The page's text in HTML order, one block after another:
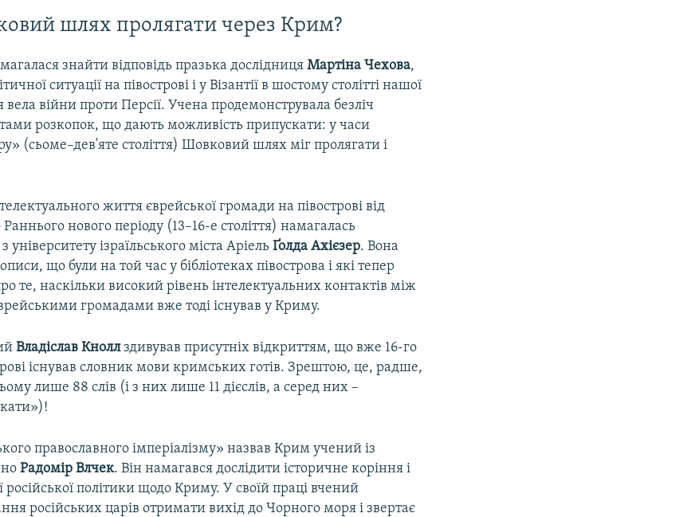
шлях пролягати через Крим?
знайти відповідь празька дослідницяМартіна Чехова,
ситуації на півострові і у Візантії в шостому столітті нашої
війни проти Персії. Учена продемонструвала безліч
розкопок, що дають можливість припускати: у часи
(сьоме–дев'яте століття) Шовковий шлях міг пролягати і
життя єврейської громади на півострові від
нового періоду (13–16-е століття) намагалась
університету ізраїльського міста АріельҐолда Ахієзер. Вона
що були на той час у бібліотеках півострова і які тепер
те, наскільки високий рівень інтелектуальних контактів між
громадами вже тоді існував у Криму.
Владіслав Кноллздивував присутніх відкриттям, що вже 16-го
існував словник мови кримських готів. Зрештою, це, радше,
лише 88 слів (і з них лише 11 дієслів, а серед них –
православного імперіалізму» назвав Крим учений із
Радомір Влчек. Він намагався дослідити історичне коріння і
російської політики щодо Криму. У своїй праці вчений
російських царів отримати вихід до Чорного моря і звертає